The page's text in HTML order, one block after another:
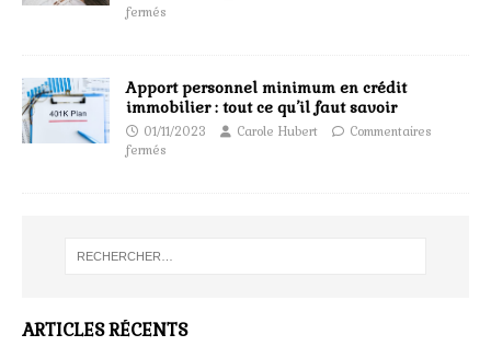
fermés
Apport personnel minimum en crédit
immobilier : tout ce qu’il faut savoir
01/11/2023 Carole Hubert
Commentaires
fermés
ARTICLES RÉCENTS